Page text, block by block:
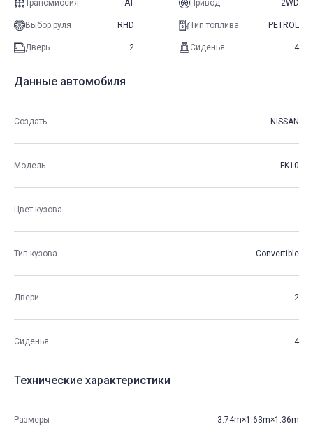
Трансмиссия AT Привод 2WD
Выбор руля RHD Тип топлива PETROL
Дверь 2 Сиденья 4
Данные автомобиля
Создать NISSAN
Модель FK10
Цвет кузова
Тип кузова Convertible
Двери 2
Сиденья 4
Технические характеристики
Размеры 3.74m×1.63m×1.36m